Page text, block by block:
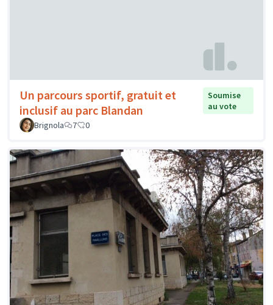
Un parcours sportif, gratuit et
inclusif au parc Blandan
Soumise
au vote
Brignola
7 0